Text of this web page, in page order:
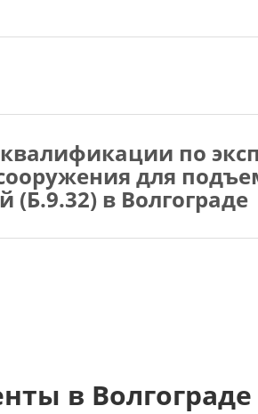
по
для
в Волгограде
в Волгограде